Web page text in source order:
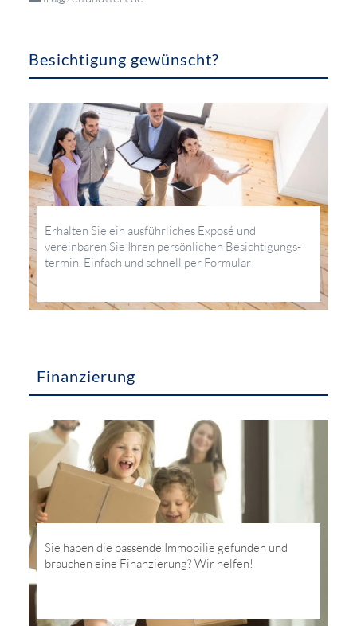
Besichtigung gewünscht?
Erhalten Sie ein ausführliches Exposé und
vereinbaren Sie Ihren persönlichen Besichtigungs­
termin. Einfach und schnell per Formular!
Finanzierung
Sie haben die passende Immobilie gefunden und
brauchen eine Finanzierung? Wir helfen!